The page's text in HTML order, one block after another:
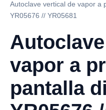
Autoclave vertical de vapor a
YR05676 // YR05681
vapor a
pantalla